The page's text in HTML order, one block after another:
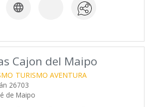

Cajon del Maipo
TURISMO AVENTURA
26703
de Maipo